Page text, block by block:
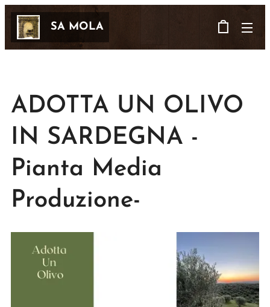
SA MOLA
ADOTTA UN OLIVO
IN SARDEGNA -
Pianta Media
Produzione-